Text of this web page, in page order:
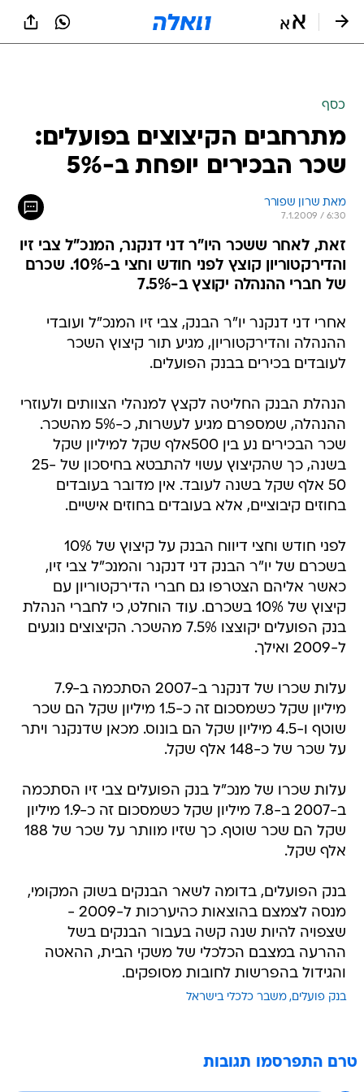
כסף
מתרחבים הקיצוצים בפועלים:
שכר הבכירים יופחת ב-5%
מאת שרון שפורר
7.1.2009 / 6:30
זאת, לאחר ששכר היו"ר דני דנקנר, המנכ"ל צבי זיו
והדירקטוריון קוצץ לפני חודש וחצי ב-10%. שכרם
של חברי ההנהלה יקוצץ ב-7.5%
אחרי דני דנקנר יו"ר הבנק, צבי זיו המנכ"ל ועובדי
ההנהלה והדירקטוריון, מגיע תור קיצוץ השכר
לעובדים בכירים בבנק הפועלים.
הנהלת הבנק החליטה לקצץ למנהלי הצוותים ולעוזרי
ההנהלה, שמספרם מגיע לעשרות, כ-5% מהשכר.
שכר הבכירים נע בין 500אלף שקל למיליון שקל
בשנה, כך שהקיצוץ עשוי להתבטא בחיסכון של 25-
50 אלף שקל בשנה לעובד. אין מדובר בעובדים
בחוזים קיבוציים, אלא בעובדים בחוזים אישיים.
לפני חודש וחצי דיווח הבנק על קיצוץ של 10%
בשכרם של יו"ר הבנק דני דנקנר והמנכ"ל צבי זיו,
כאשר אליהם הצטרפו גם חברי הדירקטוריון עם
קיצוץ של 10% בשכרם. עוד הוחלט, כי לחברי הנהלת
בנק הפועלים יקוצצו 7.5% מהשכר. הקיצוצים נוגעים
ל-2009 ואילך.
עלות שכרו של דנקנר ב-2007 הסתכמה ב-7.9
מיליון שקל כשמסכום זה כ-1.5 מיליון שקל הם שכר
שוטף ו-4.5 מיליון שקל הם בונוס. מכאן שדנקנר ויתר
על שכר של כ-148 אלף שקל.
עלות שכרו של מנכ"ל בנק הפועלים צבי זיו הסתכמה
ב-2007 ב-7.8 מיליון שקל כשמסכום זה כ-1.9 מיליון
שקל הם שכר שוטף. כך שזיו מוותר על שכר של 188
אלף שקל.
בנק הפועלים, בדומה לשאר הבנקים בשוק המקומי,
מנסה לצמצם בהוצאות כהיערכות ל-2009 -
שצפויה להיות שנה קשה בעבור הבנקים בשל
ההרעה במצבם הכלכלי של משקי הבית, ההאטה
והגידול בהפרשות לחובות מסופקים.
בנק פועלים משבר כלכלי בישראל
טרם התפרסמו תגובות